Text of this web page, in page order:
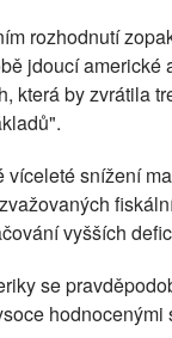
rozhodnutí
jdoucí
která by zvrátila
víceleté snížení
vyšších
se